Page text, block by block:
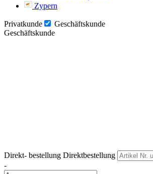
Zypern
Privatkunde
Geschäftskunde
Geschäftskunde
Direkt- bestellung Direktbestellung
-